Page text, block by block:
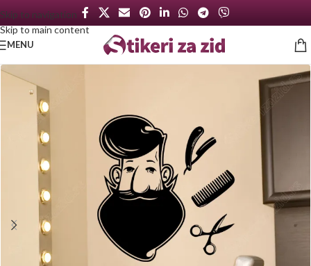
Skip to navigation
Skip to main content
MENU